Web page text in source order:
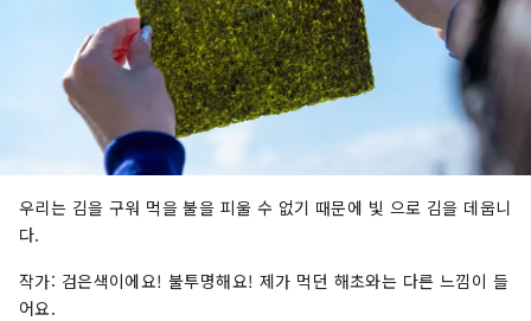
우리는 김을 구워 먹을 불을 피울 수 없기 때문에 빛 으로 김을 데웁니
다.
작가: 검은색이에요! 불투명해요! 제가 먹던 해초와는 다른 느낌이 들
어요.